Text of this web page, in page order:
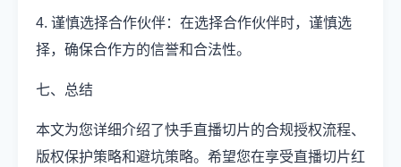
4. 谨慎选择合作伙伴：在选择合作伙伴时，谨慎选
择，确保合作方的信誉和合法性。
七、总结
本文为您详细介绍了快手直播切片的合规授权流程、
版权保护策略和避坑策略。希望您在享受直播切片红